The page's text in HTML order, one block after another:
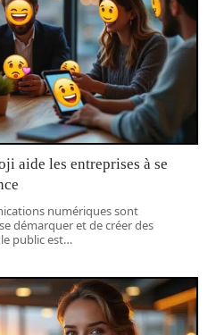
aide les entreprises à se
numériques sont
démarquer et de créer des
public est…